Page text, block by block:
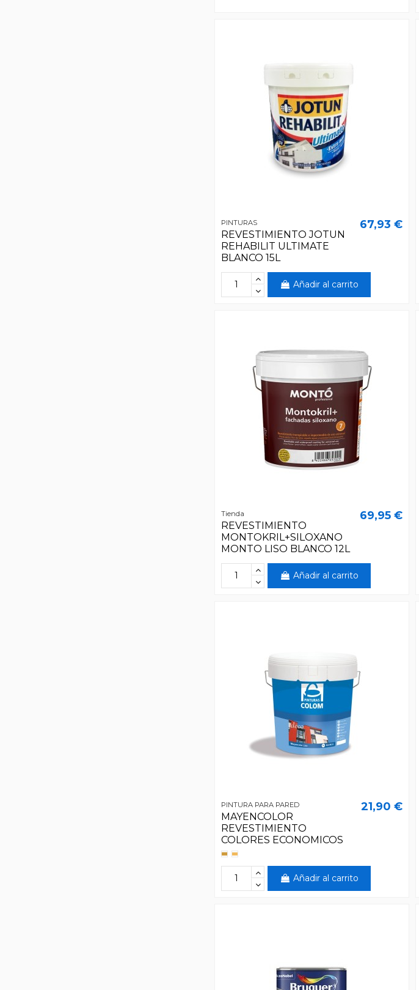
PINTURAS
REVESTIMIENTO JOTUN
REHABILIT ULTIMATE
BLANCO 15L
67,93 €
Añadir al carrito
Tienda
REVESTIMIENTO
MONTOKRIL+SILOXANO
MONTO LISO BLANCO 12L
69,95 €
Añadir al carrito
PINTURA PARA PARED
MAYENCOLOR
REVESTIMIENTO
COLORES ECONOMICOS
21,90 €
Añadir al carrito